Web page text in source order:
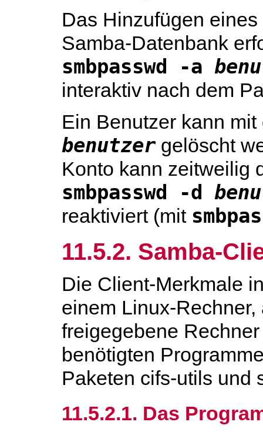
Das Hinzufügen
Samba-Datenbank
smbpasswd -a
interaktiv nach dem
Ein Benutzer kann
benutzergelöscht
Konto kann zeitweilig
smbpasswd -d
reaktiviert (mit
11.5.2. Samba-
Die Client-Merkmale
einem Linux-
freigegebene
benötigten
Paketen cifs-utils und
11.5.2.1. Das